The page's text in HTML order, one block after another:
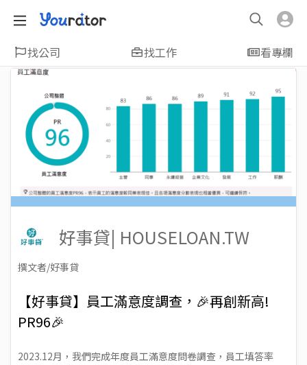
找公司 找工作 看專欄
好事貸| HOUSELOAN.TW
撰文者/好事貸
【好事貸】員工滿意度調查，🎉再創新高!
PR96🎉
2023.12月，我們完成年度員工滿意度問卷調查，員工填答率